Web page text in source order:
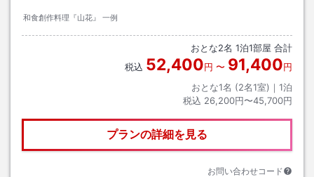
和食創作料理『山花』 一例
おとな2名 1泊1部屋 合計
税込 52,400円 〜 91,400円
おとな1名 (2名1室)｜ 1泊
税込 26,200円〜45,700円
プランの詳細を見る
お問い合わせコード